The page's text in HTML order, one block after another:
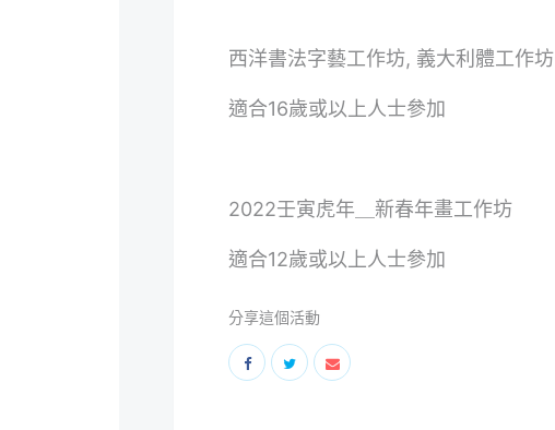
西洋書法字藝工作坊, 義大利體工作坊
適合16歲或以上人士參加
2022壬寅虎年＿新春年畫工作坊
適合12歲或以上人士參加
分享這個活動